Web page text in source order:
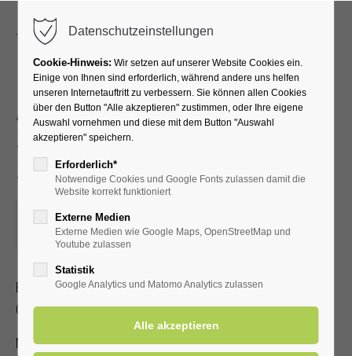
Akupressur –
Selbstbehandlung bei
Schmerzen
24.03.2026, 16:00
ORT: KURHALLE
Erlernen Sie die Selbstakupressur zur Linderung von Kopf-,
Gelenk- und Muskelschmerzen.
Mit gültiger Kur-/Einwohnerkarte 2,00 €, ohne 5,00 €.
Datenschutzeinstellungen
Cookie-Hinweis: Wir setzen auf unserer Website Cookies ein.
Einige von Ihnen sind erforderlich, während andere uns helfen
unseren Internetauftritt zu verbessern. Sie können allen Cookies
über den Button "Alle akzeptieren" zustimmen, oder Ihre eigene
Auswahl vornehmen und diese mit dem Button "Auswahl
akzeptieren" speichern.
Erforderlich*
Notwendige Cookies und Google Fonts zulassen damit die
Website korrekt funktioniert
Externe Medien
Externe Medien wie Google Maps, OpenStreetMap und
Youtube zulassen
Statistik
Google Analytics und Matomo Analytics zulassen